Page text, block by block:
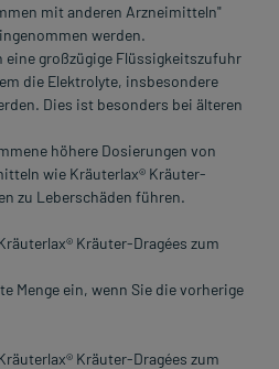
mit anderen Arzneimitteln"
werden.
eine großzügige Flüssigkeitszufuhr
die Elektrolyte, insbesondere
Dies ist besonders bei älteren
höhere Dosierungen von
wie Kräuterlax® Kräuter-
zu Leberschäden führen.
Kräuter-Dragées zum
Menge ein, wenn Sie die vorherige
Kräuter-Dragées zum